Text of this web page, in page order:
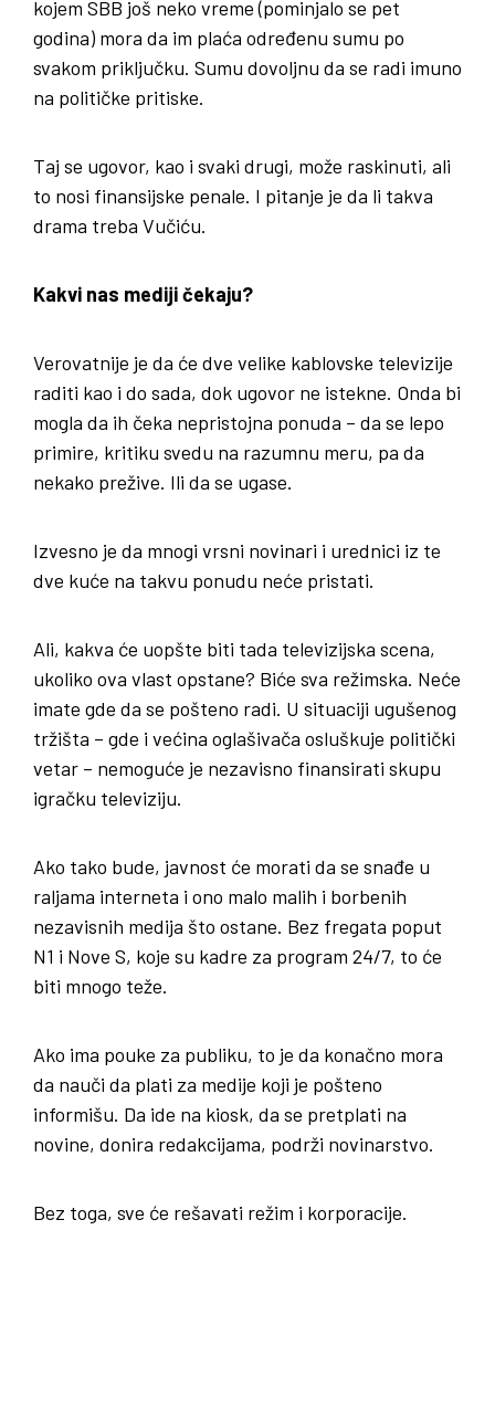
kojem SBB još neko vreme (pominjalo se pet
godina) mora da im plaća određenu sumu po
svakom priključku. Sumu dovoljnu da se radi imuno
na političke pritiske.
Taj se ugovor, kao i svaki drugi, može raskinuti, ali
to nosi finansijske penale. I pitanje je da li takva
drama treba Vučiću.
Kakvi nas mediji čekaju?
Verovatnije je da će dve velike kablovske televizije
raditi kao i do sada, dok ugovor ne istekne. Onda bi
mogla da ih čeka nepristojna ponuda – da se lepo
primire, kritiku svedu na razumnu meru, pa da
nekako prežive. Ili da se ugase.
Izvesno je da mnogi vrsni novinari i urednici iz te
dve kuće na takvu ponudu neće pristati.
Ali, kakva će uopšte biti tada televizijska scena,
ukoliko ova vlast opstane? Biće sva režimska. Neće
imate gde da se pošteno radi. U situaciji ugušenog
tržišta – gde i većina oglašivača osluškuje politički
vetar – nemoguće je nezavisno finansirati skupu
igračku televiziju.
Ako tako bude, javnost će morati da se snađe u
raljama interneta i ono malo malih i borbenih
nezavisnih medija što ostane. Bez fregata poput
N1 i Nove S, koje su kadre za program 24/7, to će
biti mnogo teže.
Ako ima pouke za publiku, to je da konačno mora
da nauči da plati za medije koji je pošteno
informišu. Da ide na kiosk, da se pretplati na
novine, donira redakcijama, podrži novinarstvo.
Bez toga, sve će rešavati režim i korporacije.